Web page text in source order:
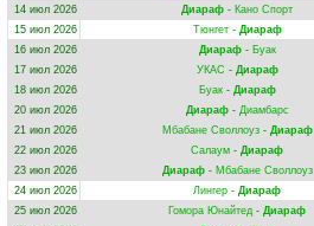
14 июл 2026
Диараф - Кано Спорт
15 июл 2026
Тюнгет- Диараф
16 июл 2026
Диараф- Буак
17 июл 2026
УКАС - Диараф
18 июл 2026
Буак- Диараф
20 июл 2026
Диараф- Диамбарс
21 июл 2026
Мбабане Своллоуз- Диараф
22 июл 2026
Салаум - Диараф
23 июл 2026
Диараф- Мбабане Своллоуз
24 июл 2026
Лингер - Диараф
25 июл 2026
Гомора Юнайтед - Диараф